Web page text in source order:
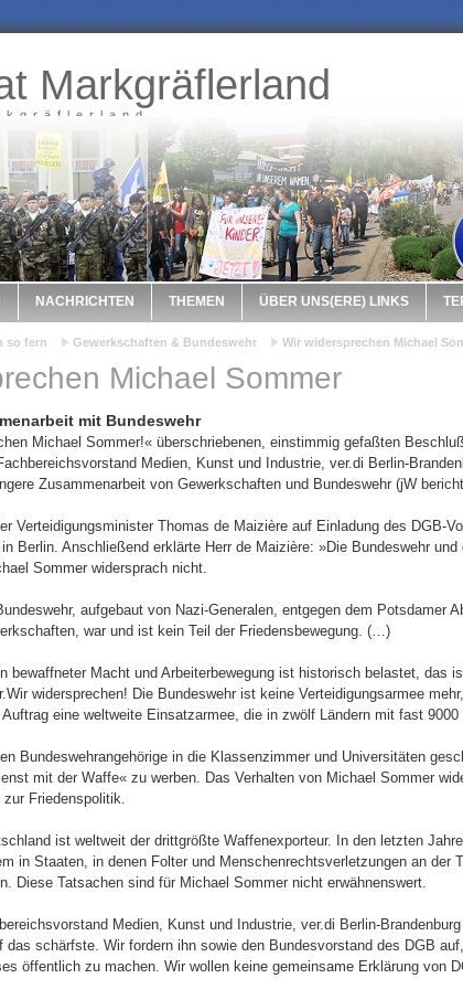
Markgräflerland
NACHRICHTEN THEMEN ÜBER UNS(ERE) LINKS
so fern Gewerkschaften & Bundeswehr Wir widersprechen Michael
Michael Sommer
mit Bundeswehr
Michael Sommer!« überschriebenen, einstimmig gefaßten
Medien, Kunst und Industrie, ver.di Berlin-
Zusammenarbeit von Gewerkschaften und Bundeswehr (jW
Verteidigungsminister Thomas de Maizière auf Einladung des DGB-
Berlin. Anschließend erklärte Herr de Maizière: »Die Bundeswehr und
Sommer widersprach nicht.
aufgebaut von Nazi-Generalen, entgegen dem Potsdamer
war und ist kein Teil der Friedensbewegung. (…)
bewaffneter Macht und Arbeiterbewegung ist historisch belastet, das
widersprechen! Die Bundeswehr ist keine Verteidigungsarmee
eine weltweite Einsatzarmee, die in zwölf Ländern mit fast 9000
Bundeswehrangehörige in die Klassenzimmer und Universitäten
mit der Waffe« zu werben. Das Verhalten von Michael Sommer
Friedenspolitik.
ist weltweit der drittgrößte Waffenexporteur. In den letzten
in Staaten, in denen Folter und Menschenrechtsverletzungen an der
Diese Tatsachen sind für Michael Sommer nicht erwähnenswert.
Medien, Kunst und Industrie, ver.di Berlin-
das schärfste. Wir fordern ihn sowie den Bundesvorstand des DGB
öffentlich zu machen. Wir wollen keine gemeinsame Erklärung von